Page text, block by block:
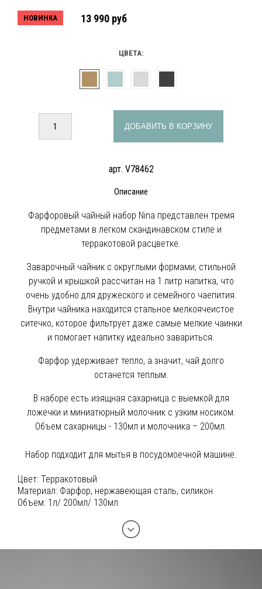
НОВИНКА 13 990 руб
ЦВЕТА:
ДОБАВИТЬ В КОРЗИНУ
арт. V78462
Описание
Фарфоровый чайный набор Nina представлен тремя
предметами в легком скандинавском стиле и
терракотовой расцветке.
Заварочный чайник с округлыми формами, стильной
ручкой и крышкой рассчитан на 1 литр напитка, что
очень удобно для дружеского и семейного чаепития.
Внутри чайника находится стальное мелкоячеистое
ситечко, которое фильтрует даже самые мелкие чаинки
и помогает напитку идеально завариться.
Фарфор удерживает тепло, а значит, чай долго
останется теплым.
В наборе есть изящная сахарница с выемкой для
ложечки и миниатюрный молочник с узким носиком.
Объем сахарницы - 130мл и молочника – 200мл.
Набор подходит для мытья в посудомоечной машине.
Цвет: Терракотовый
Материал: Фарфор, нержавеющая сталь, силикон
Объем: 1л/ 200мл/ 130мл